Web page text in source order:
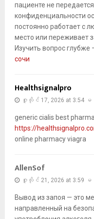
пациенте не
конфиденциальности
постоянно работает с
место или переживает
Изучить вопрос глубже
сочи
Healthsignalpro
ဇူလိုင် 17, 2026 at 3:54
generic cialis best
https://
online pharmacy viagra
AllenSof
ဇူလိုင် 21, 2026 at 3:59
Вывод из запоя — это
направленный на